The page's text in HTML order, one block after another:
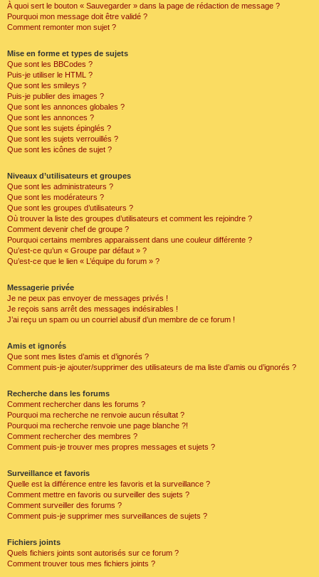
À quoi sert le bouton « Sauvegarder » dans la page de rédaction de message ?
Pourquoi mon message doit être validé ?
Comment remonter mon sujet ?
Mise en forme et types de sujets
Que sont les BBCodes ?
Puis-je utiliser le HTML ?
Que sont les smileys ?
Puis-je publier des images ?
Que sont les annonces globales ?
Que sont les annonces ?
Que sont les sujets épinglés ?
Que sont les sujets verrouillés ?
Que sont les icônes de sujet ?
Niveaux d’utilisateurs et groupes
Que sont les administrateurs ?
Que sont les modérateurs ?
Que sont les groupes d’utilisateurs ?
Où trouver la liste des groupes d’utilisateurs et comment les rejoindre ?
Comment devenir chef de groupe ?
Pourquoi certains membres apparaissent dans une couleur différente ?
Qu’est-ce qu’un « Groupe par défaut » ?
Qu’est-ce que le lien « L’équipe du forum » ?
Messagerie privée
Je ne peux pas envoyer de messages privés !
Je reçois sans arrêt des messages indésirables !
J’ai reçu un spam ou un courriel abusif d’un membre de ce forum !
Amis et ignorés
Que sont mes listes d’amis et d’ignorés ?
Comment puis-je ajouter/supprimer des utilisateurs de ma liste d’amis ou d’ignorés ?
Recherche dans les forums
Comment rechercher dans les forums ?
Pourquoi ma recherche ne renvoie aucun résultat ?
Pourquoi ma recherche renvoie une page blanche ?!
Comment rechercher des membres ?
Comment puis-je trouver mes propres messages et sujets ?
Surveillance et favoris
Quelle est la différence entre les favoris et la surveillance ?
Comment mettre en favoris ou surveiller des sujets ?
Comment surveiller des forums ?
Comment puis-je supprimer mes surveillances de sujets ?
Fichiers joints
Quels fichiers joints sont autorisés sur ce forum ?
Comment trouver tous mes fichiers joints ?